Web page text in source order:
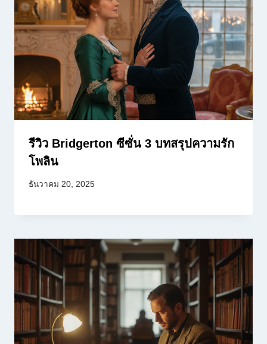
รีวิว Bridgerton ซีซั่น 3 บทสรุปความรัก
โพลิน
ธันวาคม 20, 2025